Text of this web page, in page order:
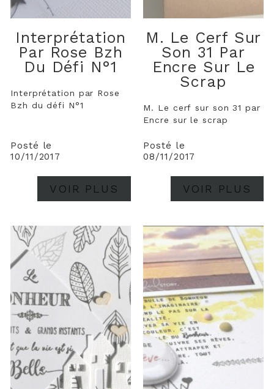
Interprétation
Par Rose Bzh
Du Défi N°1
Interprétation par Rose
Bzh du défi N°1
Posté le
10/11/2017
VOIR PLUS
M. Le Cerf Sur
Son 31 Par
Encre Sur Le
Scrap
M. Le cerf sur son 31 par
Encre sur le scrap
Posté le
08/11/2017
VOIR PLUS